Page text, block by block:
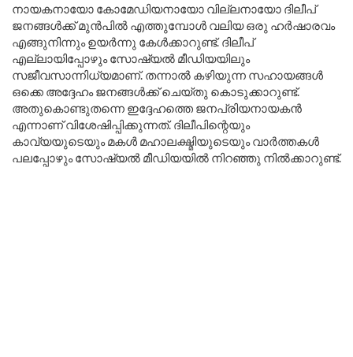
നായകനായോ കോമേഡിയനായോ വില്ലനായോ ദിലീപ്
ജനങ്ങൾക്ക് മുൻപിൽ എത്തുമ്പോൾ വലിയ ഒരു ഹർഷാരവം
എങ്ങുനിന്നും ഉയർന്നു കേൾക്കാറുണ്ട്. ദിലീപ്
എല്ലായിപ്പോഴും സോഷ്യൽ മീഡിയയിലും
സജീവസാന്നിധ്യമാണ്. തന്നാൽ കഴിയുന്ന സഹായങ്ങൾ
ഒക്കെ അദ്ദേഹം ജനങ്ങൾക്ക് ചെയ്തു കൊടുക്കാറുണ്ട്.
അതുകൊണ്ടുതന്നെ ഇദ്ദേഹത്തെ ജനപ്രിയനായകൻ
എന്നാണ് വിശേഷിപ്പിക്കുന്നത്. ദിലീപിന്റെയും
കാവ്യയുടെയും മകൾ മഹാലക്ഷ്മിയുടെയും വാർത്തകൾ
പലപ്പോഴും സോഷ്യൽ മീഡിയയിൽ നിറഞ്ഞു നിൽക്കാറുണ്ട്.